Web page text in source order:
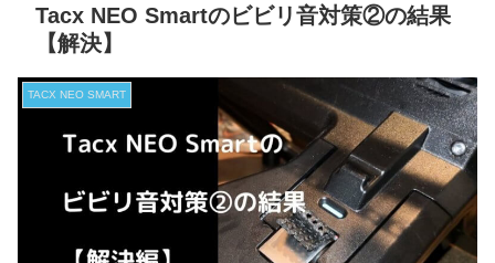
Tacx NEO Smartのビビリ音対策②の結果
【解決】
TACX NEO SMART